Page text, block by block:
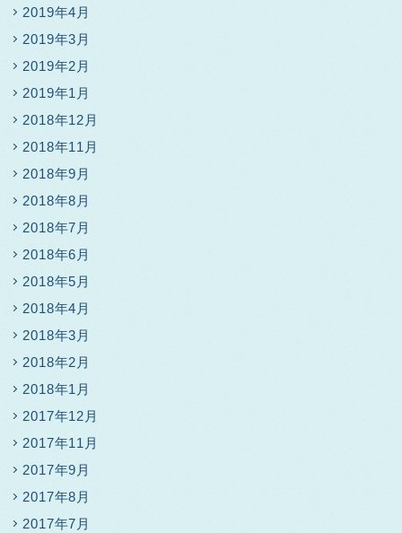
2019年4月
2019年3月
2019年2月
2019年1月
2018年12月
2018年11月
2018年9月
2018年8月
2018年7月
2018年6月
2018年5月
2018年4月
2018年3月
2018年2月
2018年1月
2017年12月
2017年11月
2017年9月
2017年8月
2017年7月